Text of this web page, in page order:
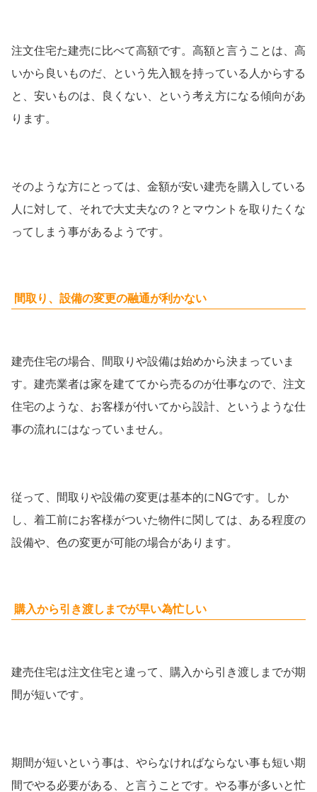
注文住宅た建売に比べて高額です。高額と言うことは、高
いから良いものだ、という先入観を持っている人からする
と、安いものは、良くない、という考え方になる傾向があ
ります。
そのような方にとっては、金額が安い建売を購入している
人に対して、それで大丈夫なの？とマウントを取りたくな
ってしまう事があるようです。
間取り、設備の変更の融通が利かない
建売住宅の場合、間取りや設備は始めから決まっていま
す。建売業者は家を建ててから売るのが仕事なので、注文
住宅のような、お客様が付いてから設計、というような仕
事の流れにはなっていません。
従って、間取りや設備の変更は基本的にNGです。しか
し、着工前にお客様がついた物件に関しては、ある程度の
設備や、色の変更が可能の場合があります。
購入から引き渡しまでが早い為忙しい
建売住宅は注文住宅と違って、購入から引き渡しまでが期
間が短いです。
期間が短いという事は、やらなければならない事も短い期
間でやる必要がある、と言うことです。やる事が多いと忙